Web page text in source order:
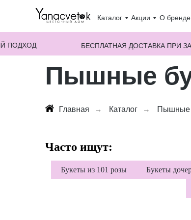
Каталог О бренде
Акции
БЕСПЛАТНАЯ ДОСТАВКА ПРИ
ПОДХОД
Пышные
Главная → Каталог → Пышные
Часто ищут:
Букеты из 101 розы Букеты